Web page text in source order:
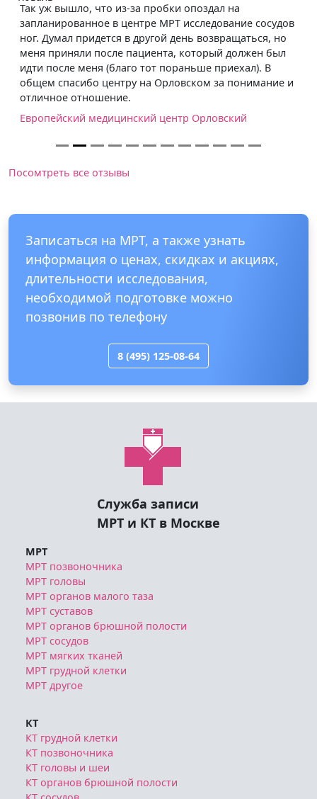
Так уж вышло, что из-за пробки опоздал на
запланированное в центре МРТ исследование сосудов
ног. Думал придется в другой день возвращаться, но
меня приняли после пациента, который должен был
идти после меня (благо тот пораньше приехал). В
общем спасибо центру на Орловском за понимание и
отличное отношение.
Европейский медицинский центр Орловский
Посомтреть все отзывы
Записаться на МРТ, а также узнать
информация о ценах, скидках и акциях,
длительности исследования,
необходимой подготовке можно
позвонив по телефону
8 (495) 125-08-64
Служба записи
МРТ и КТ в Москве
МРТ
МРТ позвоночника
МРТ головы
МРТ органов малого таза
МРТ суставов
МРТ органов брюшной полости
МРТ сосудов
МРТ мягких тканей
МРТ грудной клетки
МРТ другое
КТ
КТ грудной клетки
КТ позвоночника
КТ головы и шеи
КТ органов брюшной полости